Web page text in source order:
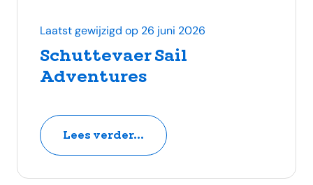
Schuttevaer Sail
Adventures
Laatst gewijzigd op 26 juni 2026
Lees verder...